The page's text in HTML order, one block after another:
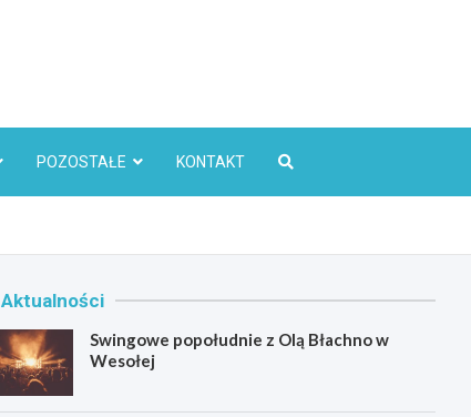
POZOSTAŁE KONTAKT
Aktualności
Swingowe popołudnie z Olą Błachno w
Wesołej